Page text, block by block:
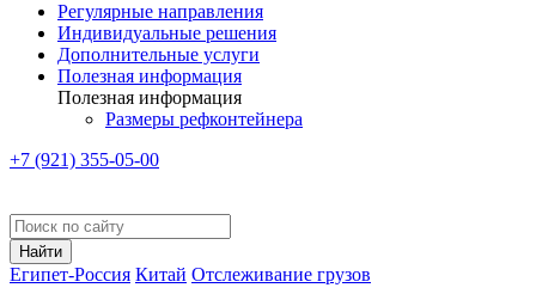
Регулярные направления
Индивидуальные решения
Дополнительные услуги
Полезная информация
Полезная информация
Размеры рефконтейнера
+7 (921) 355-05-00
Найти
Египет-Россия Китай Отслеживание грузов